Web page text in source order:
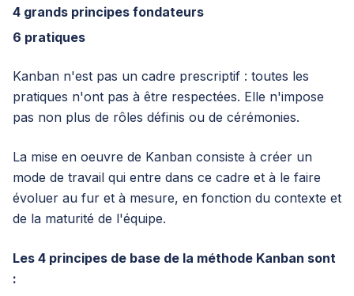
4 grands principes fondateurs
6 pratiques
Kanban n'est pas un cadre prescriptif : toutes les
pratiques n'ont pas à être respectées. Elle n'impose
pas non plus de rôles définis ou de cérémonies.
La mise en oeuvre de Kanban consiste à créer un
mode de travail qui entre dans ce cadre et à le faire
évoluer au fur et à mesure, en fonction du contexte et
de la maturité de l'équipe.
Les 4 principes de base de la méthode Kanban sont
: